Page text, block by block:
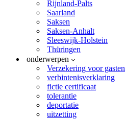
Rijnland-Palts
Saarland
Saksen
Saksen-Anhalt
Sleeswijk-Holstein
Thüringen
onderwerpen
Verzekering voor gasten
verbintenisverklaring
fictie certificaat
tolerantie
deportatie
uitzetting